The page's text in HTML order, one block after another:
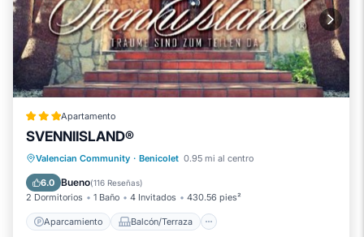
Apartamento
SVENNIISLAND®
Valencian Community · Benicolet 0.95 mi al centro
6.0 Bueno(116 Reseñas)
2 Dormitorios 1 Baño 4 Invitados 430.56 pies²
Aparcamiento Balcón/Terraza
Aparcamiento
Balcón/Terraza
Vistas